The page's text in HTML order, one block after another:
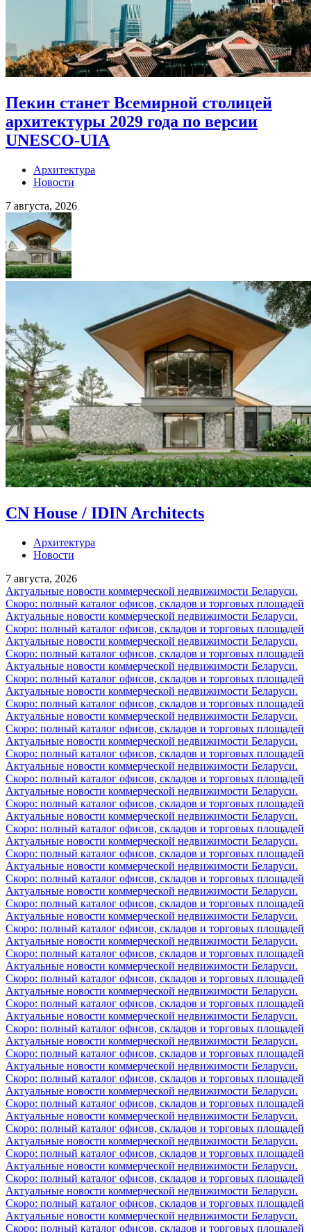
Пекин станет Всемирной столицей
архитектуры 2029 года по версии
UNESCO-UIA
Архитектура
Новости
7 августа, 2026
CN House / IDIN Architects
Архитектура
Новости
7 августа, 2026
Актуальные новости коммерческой недвижимости Беларуси.
Скоро: полный каталог офисов, складов и торговых площадей
Актуальные новости коммерческой недвижимости Беларуси.
Скоро: полный каталог офисов, складов и торговых площадей
Актуальные новости коммерческой недвижимости Беларуси.
Скоро: полный каталог офисов, складов и торговых площадей
Актуальные новости коммерческой недвижимости Беларуси.
Скоро: полный каталог офисов, складов и торговых площадей
Актуальные новости коммерческой недвижимости Беларуси.
Скоро: полный каталог офисов, складов и торговых площадей
Актуальные новости коммерческой недвижимости Беларуси.
Скоро: полный каталог офисов, складов и торговых площадей
Актуальные новости коммерческой недвижимости Беларуси.
Скоро: полный каталог офисов, складов и торговых площадей
Актуальные новости коммерческой недвижимости Беларуси.
Скоро: полный каталог офисов, складов и торговых площадей
Актуальные новости коммерческой недвижимости Беларуси.
Скоро: полный каталог офисов, складов и торговых площадей
Актуальные новости коммерческой недвижимости Беларуси.
Скоро: полный каталог офисов, складов и торговых площадей
Актуальные новости коммерческой недвижимости Беларуси.
Скоро: полный каталог офисов, складов и торговых площадей
Актуальные новости коммерческой недвижимости Беларуси.
Скоро: полный каталог офисов, складов и торговых площадей
Актуальные новости коммерческой недвижимости Беларуси.
Скоро: полный каталог офисов, складов и торговых площадей
Актуальные новости коммерческой недвижимости Беларуси.
Скоро: полный каталог офисов, складов и торговых площадей
Актуальные новости коммерческой недвижимости Беларуси.
Скоро: полный каталог офисов, складов и торговых площадей
Актуальные новости коммерческой недвижимости Беларуси.
Скоро: полный каталог офисов, складов и торговых площадей
Актуальные новости коммерческой недвижимости Беларуси.
Скоро: полный каталог офисов, складов и торговых площадей
Актуальные новости коммерческой недвижимости Беларуси.
Скоро: полный каталог офисов, складов и торговых площадей
Актуальные новости коммерческой недвижимости Беларуси.
Скоро: полный каталог офисов, складов и торговых площадей
Актуальные новости коммерческой недвижимости Беларуси.
Скоро: полный каталог офисов, складов и торговых площадей
Актуальные новости коммерческой недвижимости Беларуси.
Скоро: полный каталог офисов, складов и торговых площадей
Актуальные новости коммерческой недвижимости Беларуси.
Скоро: полный каталог офисов, складов и торговых площадей
Актуальные новости коммерческой недвижимости Беларуси.
Скоро: полный каталог офисов, складов и торговых площадей
Актуальные новости коммерческой недвижимости Беларуси.
Скоро: полный каталог офисов, складов и торговых площадей
Актуальные новости коммерческой недвижимости Беларуси.
Скоро: полный каталог офисов, складов и торговых площадей
Актуальные новости коммерческой недвижимости Беларуси.
Скоро: полный каталог офисов, складов и торговых площадей